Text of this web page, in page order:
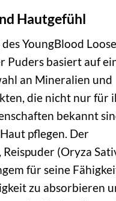
Hautgefühl
YoungBlood
Puders basiert auf
an Mineralien und
die nicht nur für
bekannt
pflegen. Der
(Oryza
für seine
zu absorbieren